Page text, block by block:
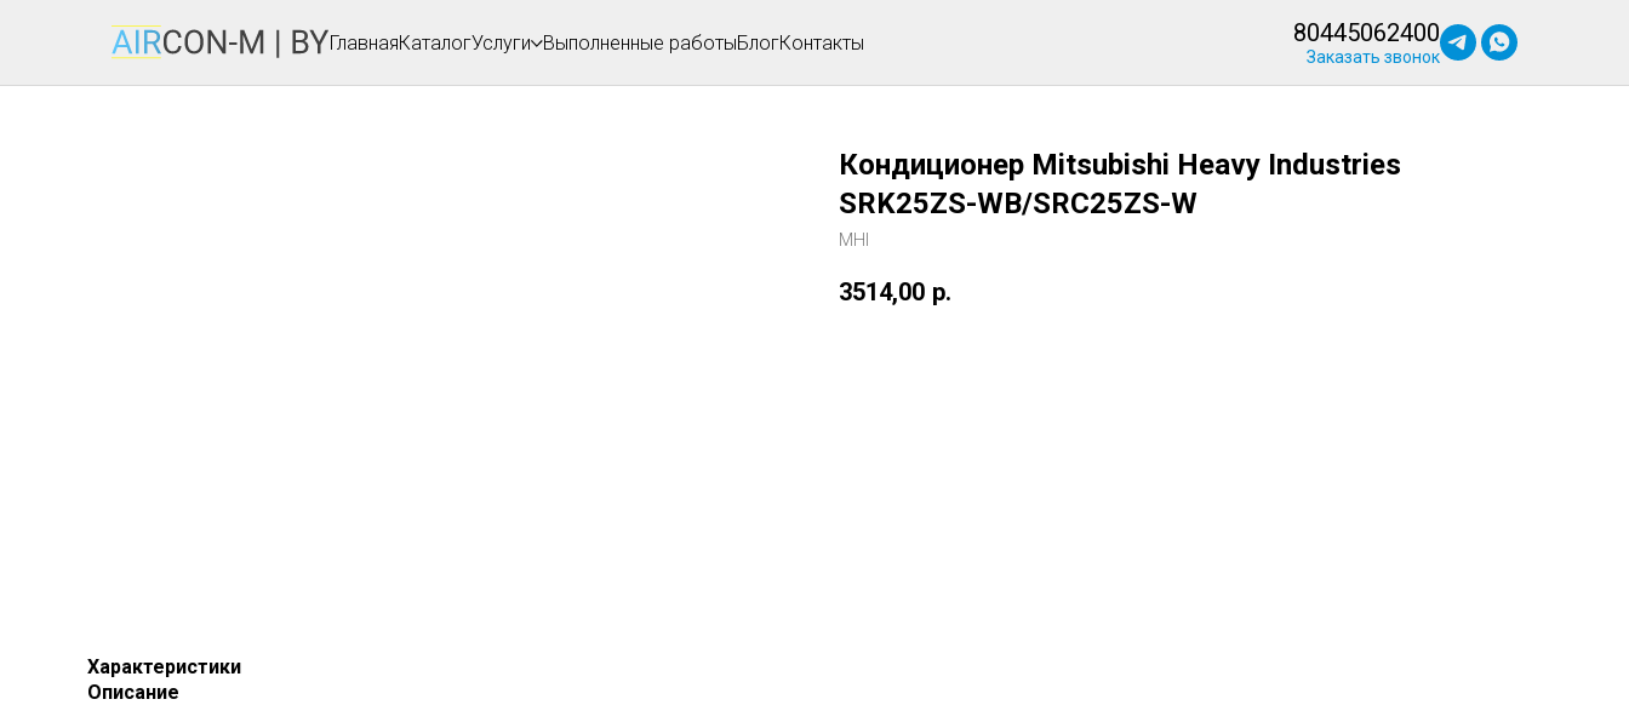
ГлавнаяКаталогУслуги Выполненные работыБлогКонтакты 80445062400
Заказать звонок
Кондиционер Mitsubishi Heavy Industries
SRK25ZS-WB/SRC25ZS-W
MHI
3514,00 р.
Характеристики
Описание